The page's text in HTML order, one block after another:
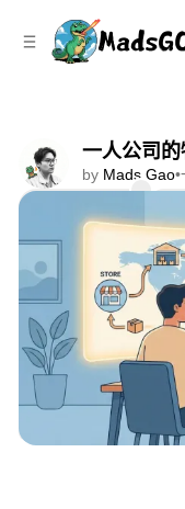
一人公司
by Mads Gao•
📘 一人跨境手册